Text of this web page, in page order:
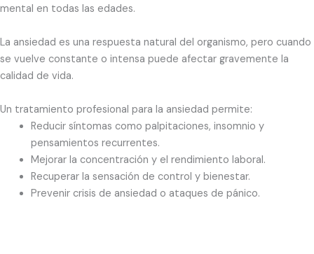
mental en todas las edades.
La ansiedad es una respuesta natural del organismo, pero cuando
se vuelve constante o intensa puede afectar gravemente la
calidad de vida.
Un tratamiento profesional para la ansiedad permite:
Reducir síntomas como palpitaciones, insomnio y
pensamientos recurrentes.
Mejorar la concentración y el rendimiento laboral.
Recuperar la sensación de control y bienestar.
Prevenir crisis de ansiedad o ataques de pánico.